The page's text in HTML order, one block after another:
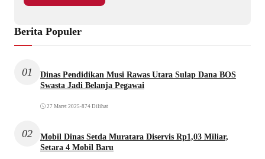
Berita Populer
01
Dinas Pendidikan Musi Rawas Utara Sulap Dana BOS
Swasta Jadi Belanja Pegawai
27 Maret 2025 •874 Dilihat
02
Mobil Dinas Setda Muratara Diservis Rp1,03 Miliar,
Setara 4 Mobil Baru